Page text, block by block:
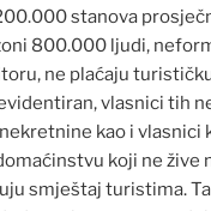
stanova
800.000 ljudi,
ne plaćaju
vlasnici tih
kao i vlasnici
koji ne žive
smještaj turistima.